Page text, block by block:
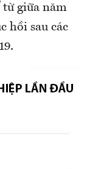
giữa năm
hồi sau các